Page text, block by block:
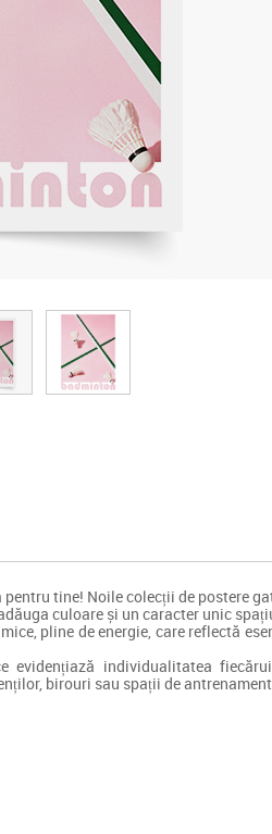
tine! Noile colecții de postere
culoare și un caracter unic
pline de energie, care reflectă
evidențiază individualitatea
birouri sau spații de